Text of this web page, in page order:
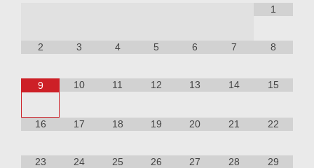
1
2 3 4 5 6 7 8
9 10 11 12 13 14 15
16 17 18 19 20 21 22
23 24 25 26 27 28 29